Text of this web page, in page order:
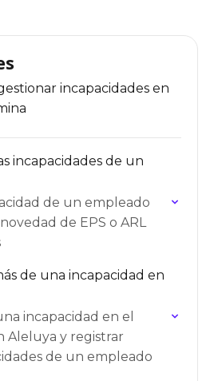
incapacidades en
incapacidades de un
de un empleado
de EPS o ARL
de una incapacidad en
incapacidad en el
Aleluya y registrar
de un empleado